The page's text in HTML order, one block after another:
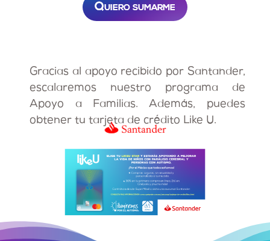
Quiero sumarme
Gracias al apoyo recibido por Santander,
escalaremos nuestro programa de
Apoyo a Familias. Además, puedes
obtener tu tarjeta de crédito Like U.